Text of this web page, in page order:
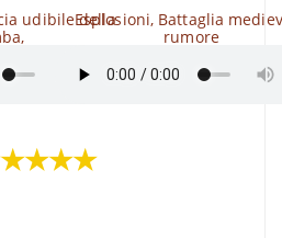
udibile dellaEsplosioni, Battaglia
rumore